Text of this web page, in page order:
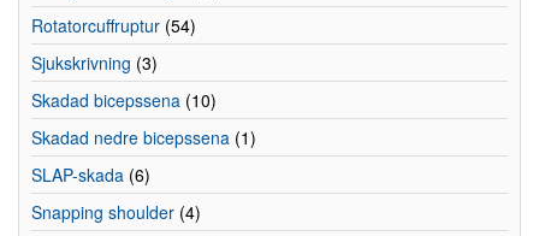
Rotatorcuffruptur (54)
Sjukskrivning (3)
Skadad bicepssena (10)
Skadad nedre bicepssena (1)
SLAP-skada (6)
Snapping shoulder (4)